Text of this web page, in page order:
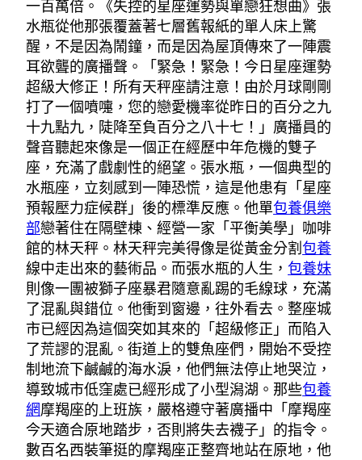
一百萬倍。《失控的星座運勢與單戀狂想曲》張
水瓶從他那張覆蓋著七層舊報紙的單人床上驚
醒，不是因為鬧鐘，而是因為屋頂傳來了一陣震
耳欲聾的廣播聲。「緊急！緊急！今日星座運勢
超級大修正！所有天秤座請注意！由於月球剛剛
打了一個噴嚏，您的戀愛機率從昨日的百分之九
十九點九，陡降至負百分之八十七！」廣播員的
聲音聽起來像是一個正在經歷中年危機的雙子
座，充滿了戲劇性的絕望。張水瓶，一個典型的
水瓶座，立刻感到一陣恐慌，這是他患有「星座
預報壓力症候群」後的標準反應。他單包養俱樂
部戀著住在隔壁棟、經營一家「平衡美學」咖啡
館的林天秤。林天秤完美得像是從黃金分割 包養
線中走出來的藝術品。而張水瓶的人生， 包養妹
則像一團被獅子座暴君隨意亂踢的毛線球，充滿
了混亂與錯位。他衝到窗邊，往外看去。整座城
市已經因為這個突如其來的「超級修正」而陷入
了荒謬的混亂。街道上的雙魚座們，開始不受控
制地流下鹹鹹的海水淚，他們無法停止地哭泣，
導致城市低窪處已經形成了小型潟湖。那些包養
網摩羯座的上班族，嚴格遵守著廣播中「摩羯座
今天適合原地踏步，否則將失去襪子」的指令。
數百名西裝筆挺的摩羯座正整齊地站在原地，他